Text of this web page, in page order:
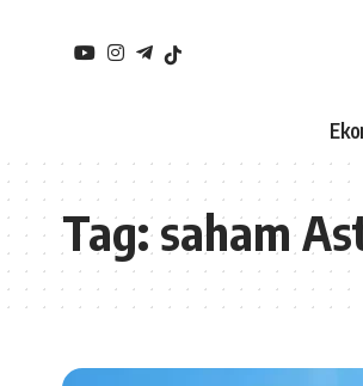
Tag:saham